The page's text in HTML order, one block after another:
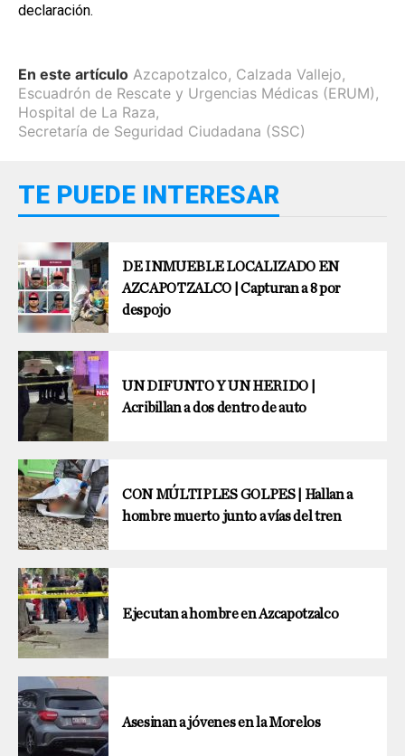
declaración.
En este artículo Azcapotzalco, Calzada Vallejo,
Escuadrón de Rescate y Urgencias Médicas (ERUM) ,
Hospital de La Raza,
Secretaría de Seguridad Ciudadana (SSC)
TE PUEDE INTERESAR
DE INMUEBLE LOCALIZADO EN
AZCAPOTZALCO | Capturan a 8 por
despojo
UN DIFUNTO Y UN HERIDO |
Acribillan a dos dentro de auto
CON MÚLTIPLES GOLPES | Hallan a
hombre muerto junto a vías del tren
Ejecutan a hombre en Azcapotzalco
Asesinan a jóvenes en la Morelos